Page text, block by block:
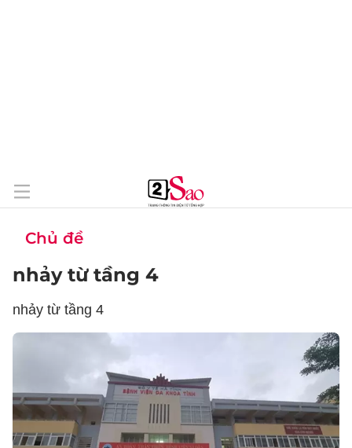
Chủ đề
nhảy từ tầng 4
nhảy từ tầng 4